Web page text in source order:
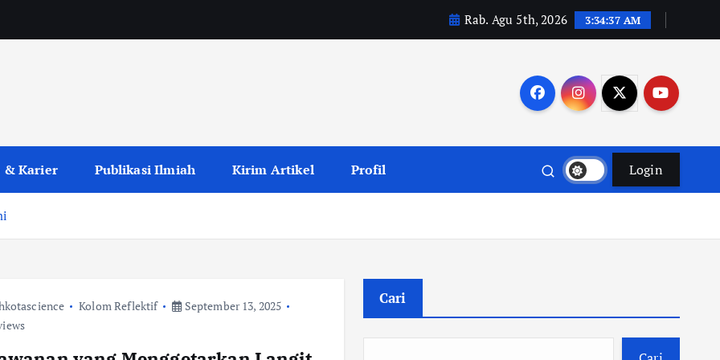
Rab. Agu 5th, 2026 3:34:38 AM
& Karier Publikasi Ilmiah Kirim Artikel Profil Login
Kolom Reflektif
September 13, 2025
Cari